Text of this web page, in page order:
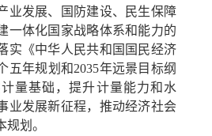
业发展、国防建设、民生保障
一体化国家战略体系和能力的
实《中华人民共和国国民经济
五年规划和2035年远景目标纲
量基础，提升计量能力和水
业发展新征程，推动经济社会
划。